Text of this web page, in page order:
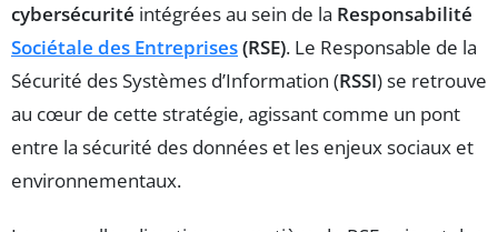
cybersécurité intégrées au sein de la Responsabilité
Sociétale des Entreprises(RSE). Le Responsable de la
Sécurité des Systèmes d’Information (RSSI) se retrouve
au cœur de cette stratégie, agissant comme un pont
entre la sécurité des données et les enjeux sociaux et
environnementaux.